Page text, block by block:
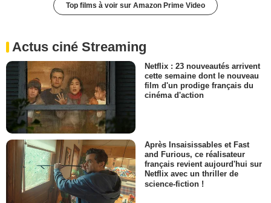
Top films à voir sur Amazon Prime Video
Actus ciné Streaming
Netflix : 23 nouveautés arrivent
cette semaine dont le nouveau
film d'un prodige français du
cinéma d'action
Après Insaisissables et Fast
and Furious, ce réalisateur
français revient aujourd'hui sur
Netflix avec un thriller de
science-fiction !